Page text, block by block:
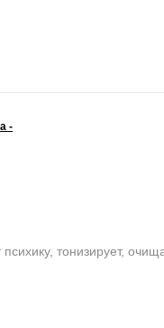
-
тонизирует,